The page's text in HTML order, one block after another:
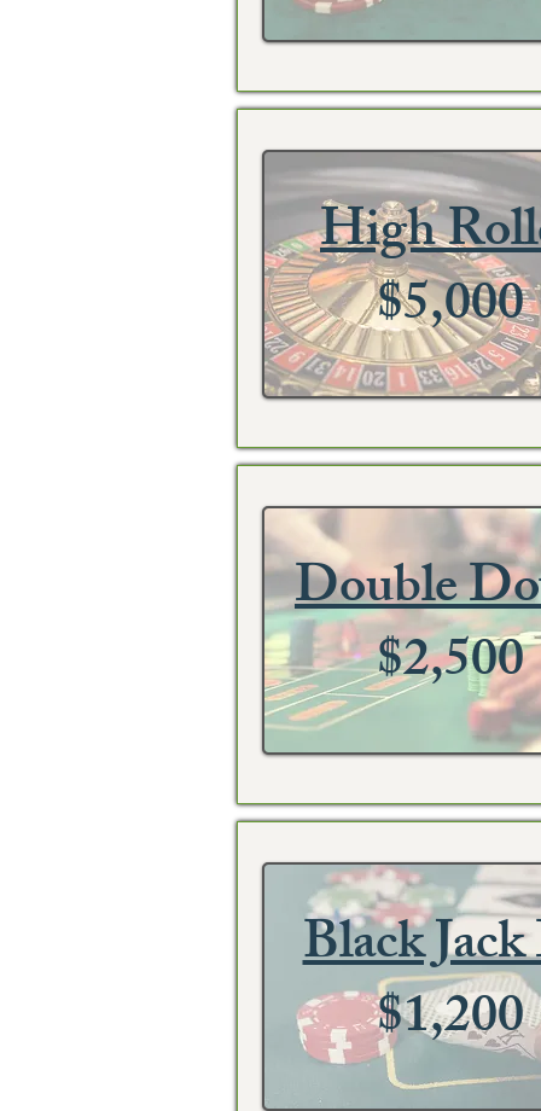
High
$5,000
Double
$2,500
Black
$1,200